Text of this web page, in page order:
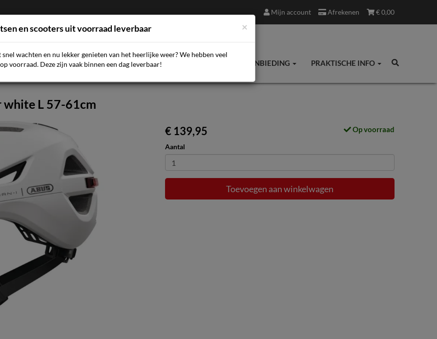
€0,00
Afrekenen
Mijn account
NIEUWS SCOOTERS FIETSEN AANBIEDING PRAKTISCHE INFO
white L 57-61cm
€ 139,95 Op voorraad
Aantal
Toevoegen aan winkelwagen
×
en scooters uit voorraad leverbaar
wachten en nu lekker genieten van het heerlijke weer? We hebben veel
voorraad. Deze zijn vaak binnen een dag leverbaar!